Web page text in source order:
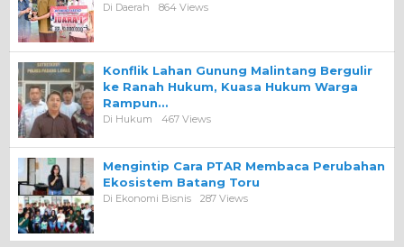
Di Daerah 864 Views
Konflik Lahan Gunung Malintang Bergulir
ke Ranah Hukum, Kuasa Hukum Warga
Rampun…
Di Hukum 467 Views
Mengintip Cara PTAR Membaca Perubahan
Ekosistem Batang Toru
Di Ekonomi Bisnis 287 Views